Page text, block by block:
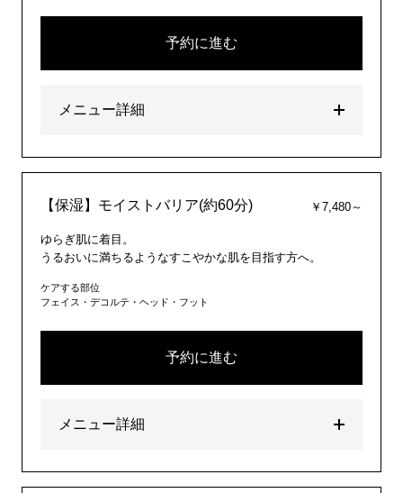
予約に進む
メニュー詳細
【保湿】モイストバリア(約60分) ￥7,480～
ゆらぎ肌に着目。
うるおいに満ちるようなすこやかな肌を目指す方へ。
ケアする部位
フェイス・デコルテ・ヘッド・フット
予約に進む
メニュー詳細